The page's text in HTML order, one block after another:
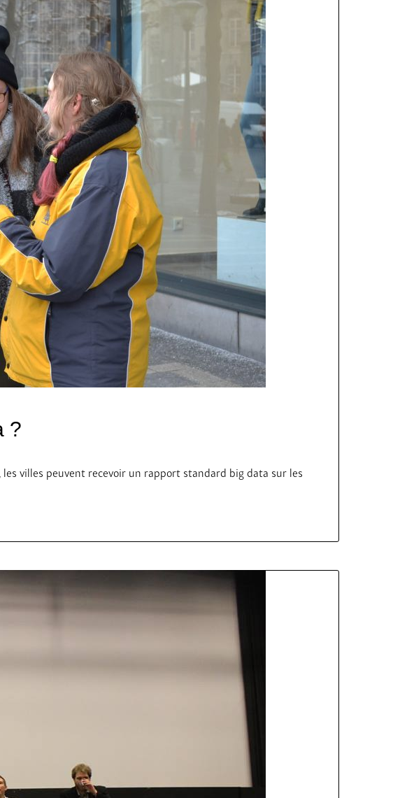
?
les villes peuvent recevoir un rapport standard big data sur les
T-ELLE LES POSSIBILITÉS DU BIG DATA ?